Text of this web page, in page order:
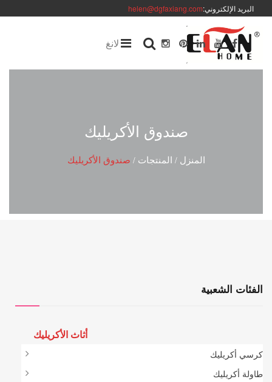
البريد الإلكتروني:helen@dgfaxiang.com
لانغ
صندوق الأكريليك
المنزل / المنتجات / صندوق الأكريليك
الفئات الشعبية
أثاث الأكريليك
كرسي أكريليك
طاولة أكريليك